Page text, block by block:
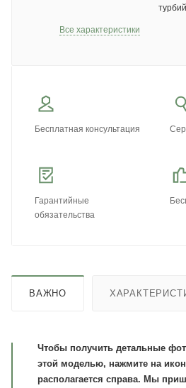
Все характеристики
Бесплатная консультация
Гарантийные
обязательства
ВАЖНО
Чтобы получить детальные
этой моделью, нажмите на
располагается справа. Мы